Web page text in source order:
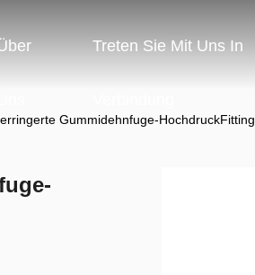
Treten Sie Mit Uns In
Gummidehnfuge-HochdruckFitting